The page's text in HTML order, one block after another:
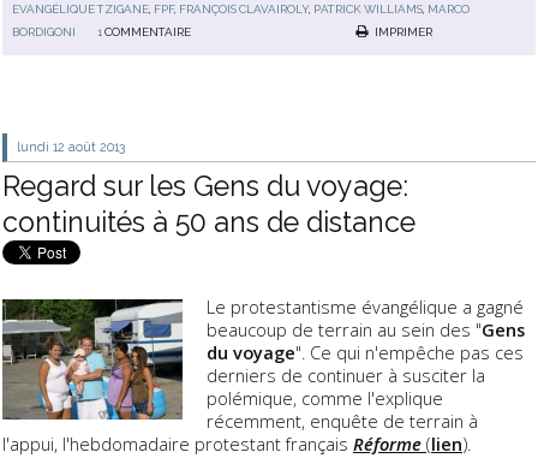
EVANGÉLIQUE TZIGANE FPF, FRANÇOIS CLAVAIROLY, PATRICK WILLIAMS MARCO
BORDIGONI
1 COMMENTAIRE IMPRIMER
lundi 12 août 2013
Regard sur les Gens du voyage:
continuités à 50 ans de distance
Le protestantisme évangélique a gagné
beaucoup de terrain au sein des "Gens
du voyage". Ce qui n'empêche pas ces
derniers de continuer à susciter la
polémique, comme l'explique
récemment, enquête de terrain à
l'appui, l'hebdomadaire protestant français Réforme (lien).